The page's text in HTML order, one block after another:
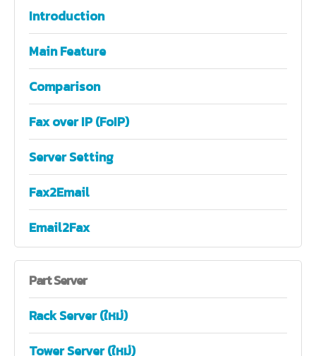
Introduction
Main Feature
Comparison
Fax over IP (FoIP)
Server Setting
Fax2Email
Email2Fax
PartServer
Rack Server (ใหม่)
Tower Server (ใหม่)